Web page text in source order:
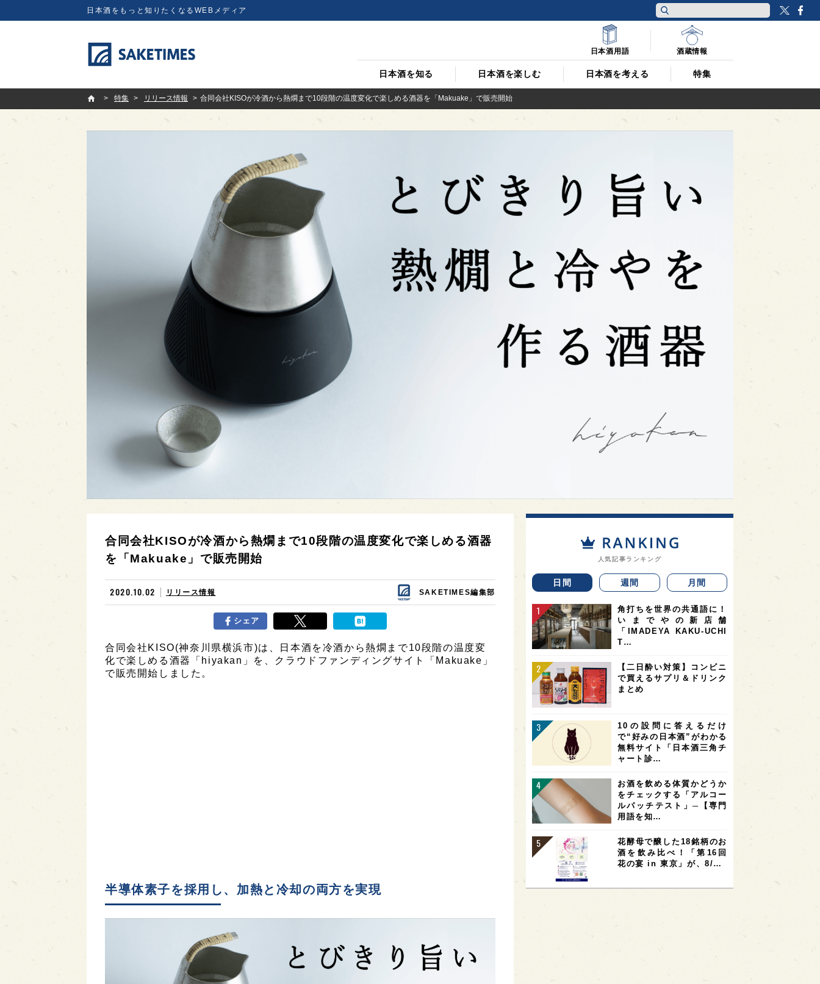
日本酒をもっと知りたくなるWEBメディア
日本酒を知る 日本酒を楽しむ 日本酒を考える 特集
日本酒用語 酒蔵情報
SAKETIMES
特集
リリース情報 合同会社KISOが冷酒から熱燗まで10段階の温度変化で楽しめる酒器を「Makuake」で販売開始
合同会社KISOが冷酒から熱燗まで10段階の温度変化で楽しめる酒器
を「Makuake」で販売開始
2020.10.02 リリース情報 SAKETIMES編集部
シェア
合同会社KISO(神奈川県横浜市)は、日本酒を冷酒から熱燗まで10段階の温度変
化で楽しめる酒器「hiyakan」を、クラウドファンディングサイト「Makuake」
で販売開始しました。
半導体素子を採用し、加熱と冷却の両方を実現
人気記事ランキング
日間 週間 月間
角打ちを世界の共通語に！
いまでやの新店舗
「IMADEYA KAKU-UCHI
T…
【二日酔い対策】コンビニ
で買えるサプリ＆ドリンク
まとめ
10の設問に答えるだけ
で“好みの日本酒”がわかる
無料サイト「日本酒三角チ
ャート診…
お酒を飲める体質かどうか
をチェックする「アルコー
ルパッチテスト」─【専門
用語を知…
花酵母で醸した18銘柄のお
酒を飲み比べ！「第16回
花の宴 in 東京」が、8/…